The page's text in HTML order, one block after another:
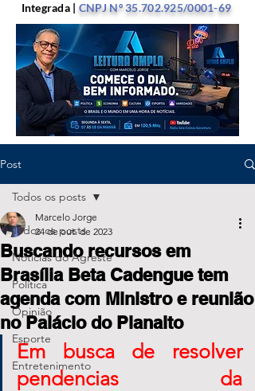
Integrada | CNPJ Nº35.702.925/0001-69
Post
Todos os posts
Notícias do Agreste
Política
Opinião
Esporte
Entretenimento
Todos os posts
Buscando recursos em
Brasília Beta Cadengue tem
agenda com Ministro e reunião
no Palácio do Planalto
Marcelo Jorge
24 de out. de 2023
Em busca de resolver
pendencias da